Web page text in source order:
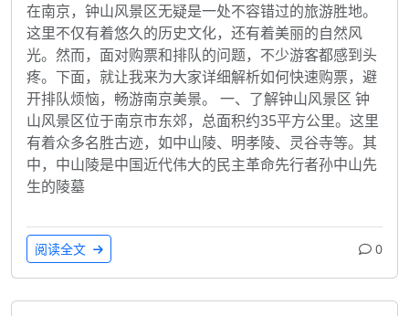
在南京，钟山风景区无疑是一处不容错过的旅游胜地。
这里不仅有着悠久的历史文化，还有着美丽的自然风
光。然而，面对购票和排队的问题，不少游客都感到头
疼。下面，就让我来为大家详细解析如何快速购票，避
开排队烦恼，畅游南京美景。 一、了解钟山风景区 钟
山风景区位于南京市东郊，总面积约35平方公里。这里
有着众多名胜古迹，如中山陵、明孝陵、灵谷寺等。其
中，中山陵是中国近代伟大的民主革命先行者孙中山先
生的陵墓
阅读全文 0